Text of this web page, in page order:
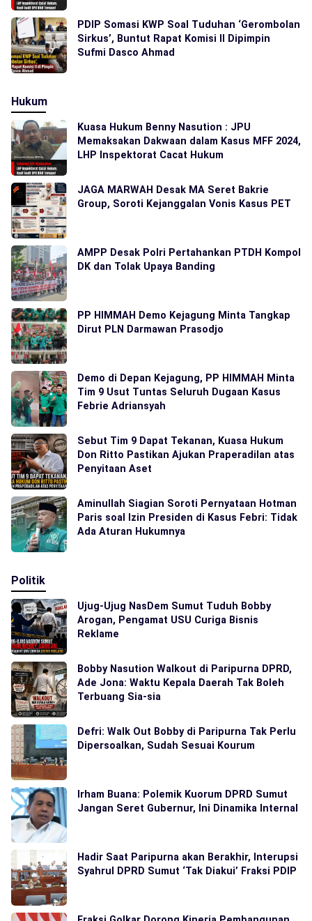
PDIP Somasi KWP Soal Tuduhan ‘Gerombolan
Sirkus’, Buntut Rapat Komisi II Dipimpin
Sufmi Dasco Ahmad
Hukum
Kuasa Hukum Benny Nasution : JPU
Memaksakan Dakwaan dalam Kasus MFF 2024,
LHP Inspektorat Cacat Hukum
JAGA MARWAH Desak MA Seret Bakrie
Group, Soroti Kejanggalan Vonis Kasus PET
AMPP Desak Polri Pertahankan PTDH Kompol
DK dan Tolak Upaya Banding
PP HIMMAH Demo Kejagung Minta Tangkap
Dirut PLN Darmawan Prasodjo
Demo di Depan Kejagung, PP HIMMAH Minta
Tim 9 Usut Tuntas Seluruh Dugaan Kasus
Febrie Adriansyah
Sebut Tim 9 Dapat Tekanan, Kuasa Hukum
Don Ritto Pastikan Ajukan Praperadilan atas
Penyitaan Aset
Aminullah Siagian Soroti Pernyataan Hotman
Paris soal Izin Presiden di Kasus Febri: Tidak
Ada Aturan Hukumnya
Politik
Ujug-Ujug NasDem Sumut Tuduh Bobby
Arogan, Pengamat USU Curiga Bisnis
Reklame
Bobby Nasution Walkout di Paripurna DPRD,
Ade Jona: Waktu Kepala Daerah Tak Boleh
Terbuang Sia-sia
Defri: Walk Out Bobby di Paripurna Tak Perlu
Dipersoalkan, Sudah Sesuai Kourum
Irham Buana: Polemik Kuorum DPRD Sumut
Jangan Seret Gubernur, Ini Dinamika Internal
Hadir Saat Paripurna akan Berakhir, Interupsi
Syahrul DPRD Sumut ‘Tak Diakui’ Fraksi PDIP